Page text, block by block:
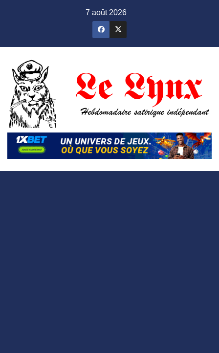
7 août 2026